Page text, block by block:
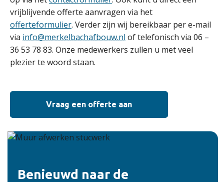
vrijblijvende offerte aanvragen via het
offerteformulier. Verder zijn wij bereikbaar per e-mail
via info@merkelbachafbouw.nl of telefonisch via 06 –
36 53 78 83. Onze medewerkers zullen u met veel
plezier te woord staan.
Vraag een offerte aan
Benieuwd naar de